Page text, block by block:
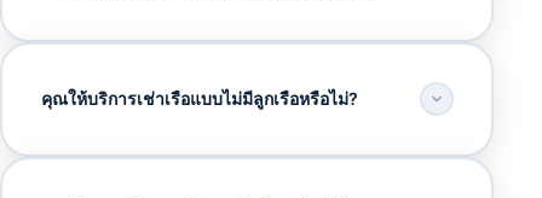
คุณให้บริการเช่าเรือแบบไม่มีลูกเรือหรือไม่?